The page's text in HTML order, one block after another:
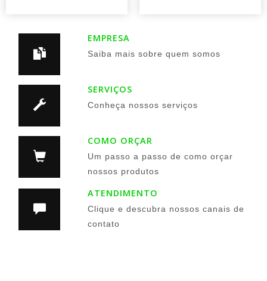
EMPRESA
Saiba mais sobre quem somos
SERVIÇOS
Conheça nossos serviços
COMO ORÇAR
Um passo a passo de como orçar
nossos produtos
ATENDIMENTO
Clique e descubra nossos canais de
contato